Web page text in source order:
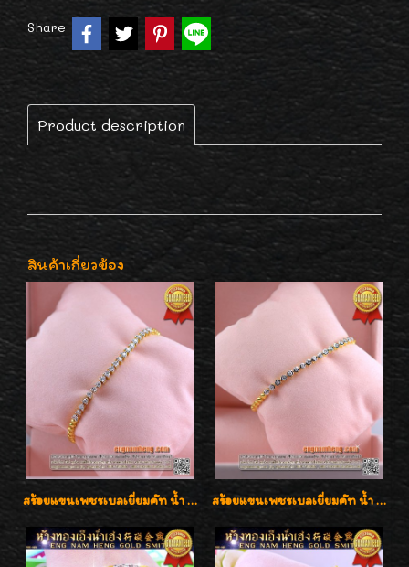
Share
Product description
สินค้าเกี่ยวข้อง
สร้อยแขนเพชรเบลเยี่ยมคัท น้ำ 97 G-Color/VVS เพชร 20 เม็ดน้ำหนักเพชร 0.80 กะรัต ใส่สวยน่ารัก ราคาเบาๆ ลดพิเศษค่ะ สร้อยแขนเพชรเบลเยี่ยมคัท น้ำ 97 G-Color/VVS เพชร 17 เม็ดน้ำหนักเพชร 0.78 กะรัต ตัวเรือนทองน้ำหนัก 9.7 กรัม ใส่สวยน่ารัก ราคาไม่แพงค่ะ